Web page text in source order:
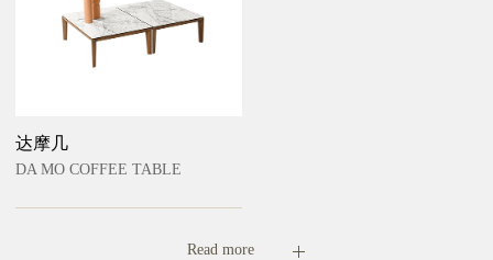
达摩几
DA MO COFFEE TABLE
Read more